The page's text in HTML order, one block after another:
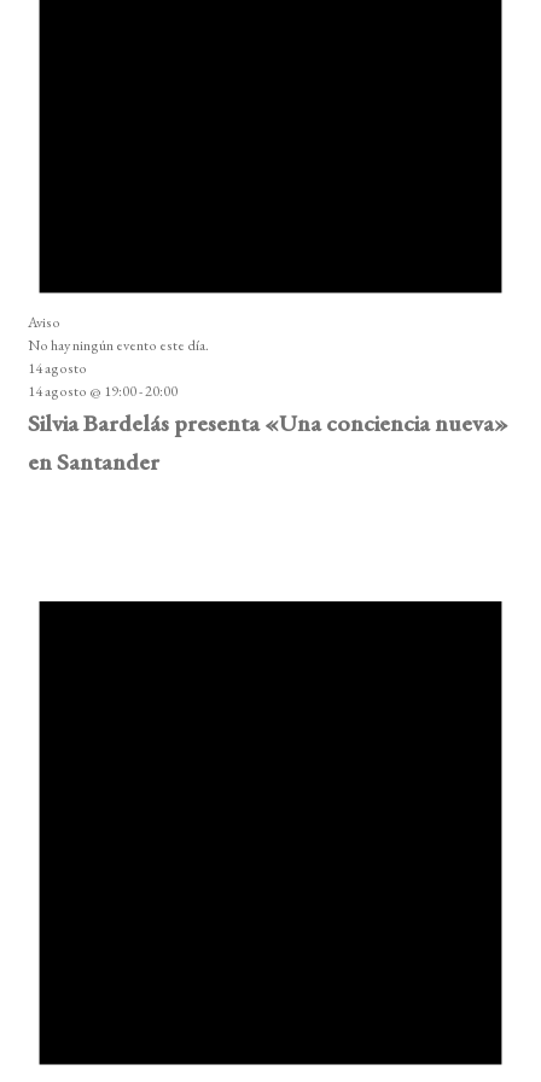
Aviso
No hay ningún evento este día.
14 agosto
14 agosto @ 19:00-20:00
Silvia Bardelás presenta «Una conciencia nueva»
en Santander